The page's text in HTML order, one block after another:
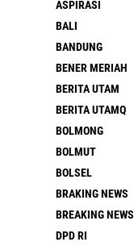
ASPIRASI
BALI
BANDUNG
BENER MERIAH
BERITA UTAM
BERITA UTAMQ
BOLMONG
BOLMUT
BOLSEL
BRAKING NEWS
BREAKING NEWS
DPD RI